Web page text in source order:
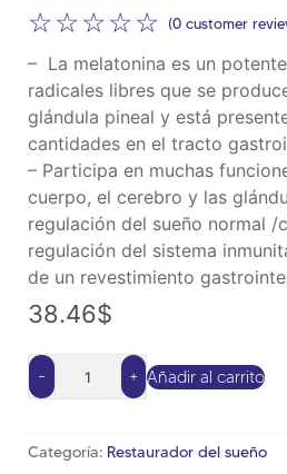
☆ ☆ ☆ ☆ ☆ (0 customer
– La melatonina es un
radicales libres que se
glándula pineal y está
cantidades en el tracto
– Participa en muchas
cuerpo, el cerebro y las
regulación del sueño normal /
regulación del sistema
de un revestimiento
38.46$
- + Añadir al carrito
Alternative:
Categoría: Restaurador del sueño